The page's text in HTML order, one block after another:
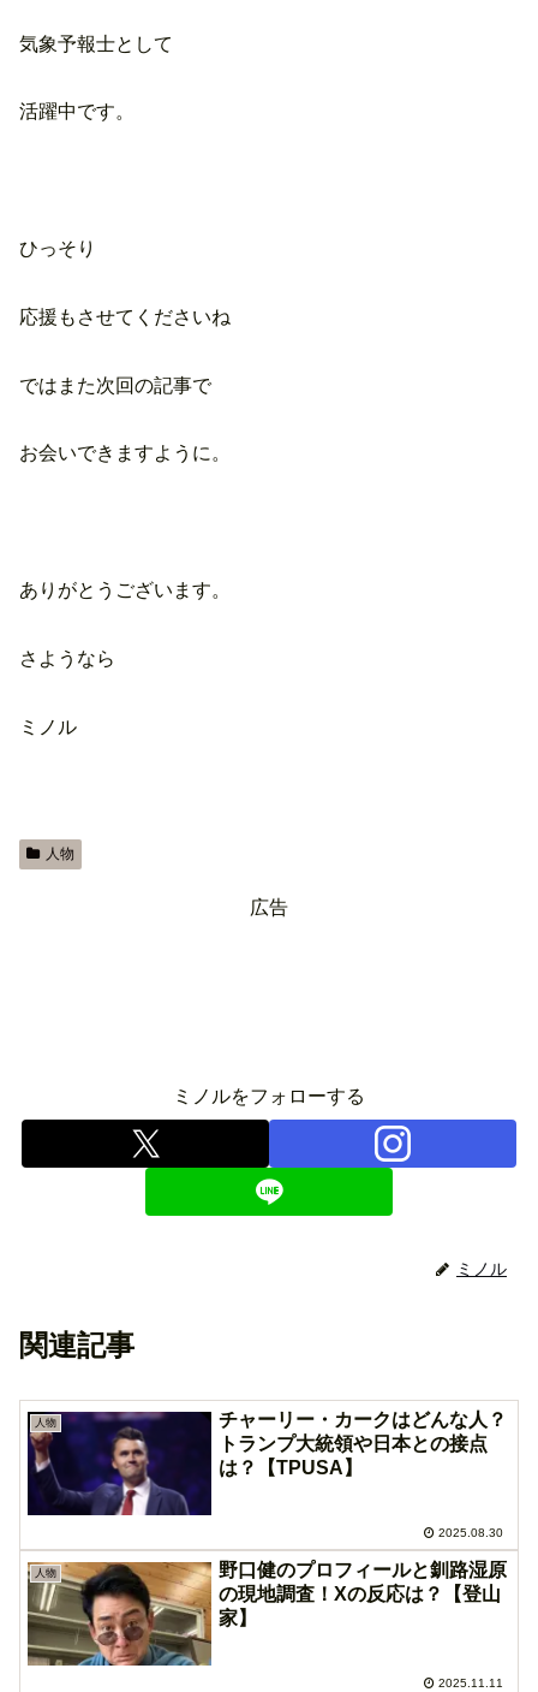
気象予報士として
活躍中です。
ひっそり
応援もさせてくださいね
ではまた次回の記事で
お会いできますように。
ありがとうございます。
さようなら
ミノル
人物
広告
ミノルをフォローする
ミノル
関連記事
人物
チャーリー・カークはどんな人？
トランプ大統領や日本との接点
は？【TPUSA】
2025.08.30
人物
野口健のプロフィールと釧路湿原
の現地調査！Xの反応は？【登山
家】
2025.11.11